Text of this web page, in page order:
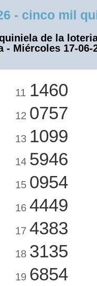
cinco mil
de la
- Miércoles 17-06-
11 1460
12 0757
13 1099
14 5946
15 0954
16 4449
17 4383
18 3135
19 6854